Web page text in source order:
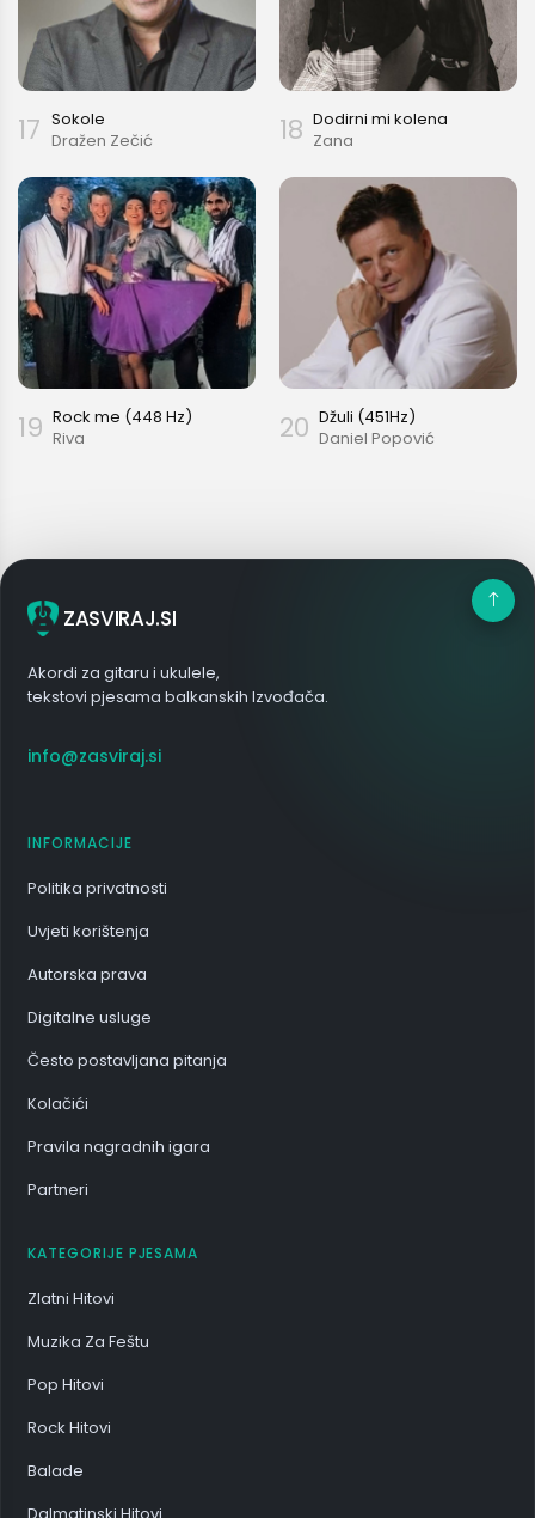
17 Sokole
Dražen Zečić
18 Dodirni mi kolena
Zana
19 Rock me (448 Hz)
Riva
20 Džuli (451Hz)
Daniel Popović
ZASVIRAJ.SI
Akordi za gitaru i ukulele,
tekstovi pjesama balkanskih Izvođača.
info@zasviraj.si
INFORMACIJE
Politika privatnosti
Uvjeti korištenja
Autorska prava
Digitalne usluge
Često postavljana pitanja
Kolačići
Pravila nagradnih igara
Partneri
KATEGORIJE PJESAMA
Zlatni Hitovi
Muzika Za Feštu
Pop Hitovi
Rock Hitovi
Balade